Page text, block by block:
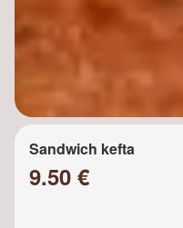
Sandwich kefta
9.50 €